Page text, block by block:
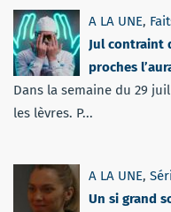
A LA UNE,
Jul contraint
proches
Dans la semaine du 29
les lèvres. P...
A LA UNE,
Un si grand